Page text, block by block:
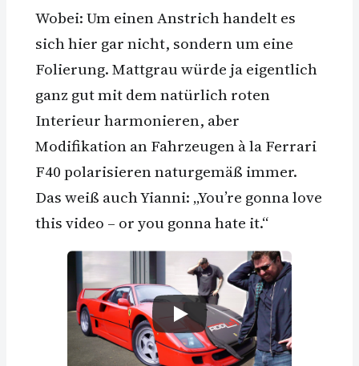
Wobei: Um einen Anstrich handelt es
sich hier gar nicht, sondern um eine
Folierung. Mattgrau würde ja eigentlich
ganz gut mit dem natürlich roten
Interieur harmonieren, aber
Modifikation an Fahrzeugen à la Ferrari
F40 polarisieren naturgemäß immer.
Das weiß auch Yianni: „You’re gonna love
this video – or you gonna hate it.“